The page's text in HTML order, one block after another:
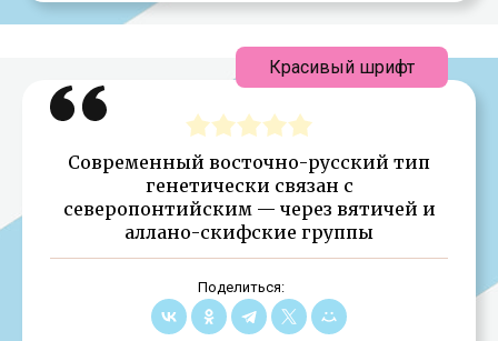
Современный восточно-русский тип
генетически связан с
северопонтийским — через вятичей и
аллано-скифские группы
Поделиться:
Красивый шрифт